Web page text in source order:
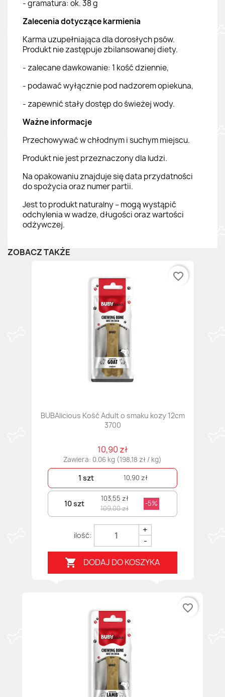
- gramatura: ok. 38 g
Zalecenia dotyczące karmienia
Karma uzupełniająca dla dorosłych psów.
Produkt nie zastępuje zbilansowanej diety.
- zalecane dawkowanie: 1 kość dziennie,
- podawać wyłącznie pod nadzorem opiekuna,
- zapewnić stały dostęp do świeżej wody.
Ważne informacje
Przechowywać w chłodnym i suchym miejscu.
Produkt nie jest przeznaczony dla ludzi.
Na opakowaniu znajduje się data przydatności
do spożycia oraz numer partii.
Jest to produkt naturalny – mogą wystąpić
odchylenia w wadze, długości oraz wartości
odżywczej.
ZOBACZ TAKŻE
BUBAlicious Kość Adult o smaku kozy 12cm
3700
10,90 zł
Zawiera: 0.06 kg (198,18 zł / kg)
1 szt 10,90 zł
10 szt
103,55 zł
109,00 zł
-5%
+
-
 DODAJ DO KOSZYKA
favorite_border
favorite_border